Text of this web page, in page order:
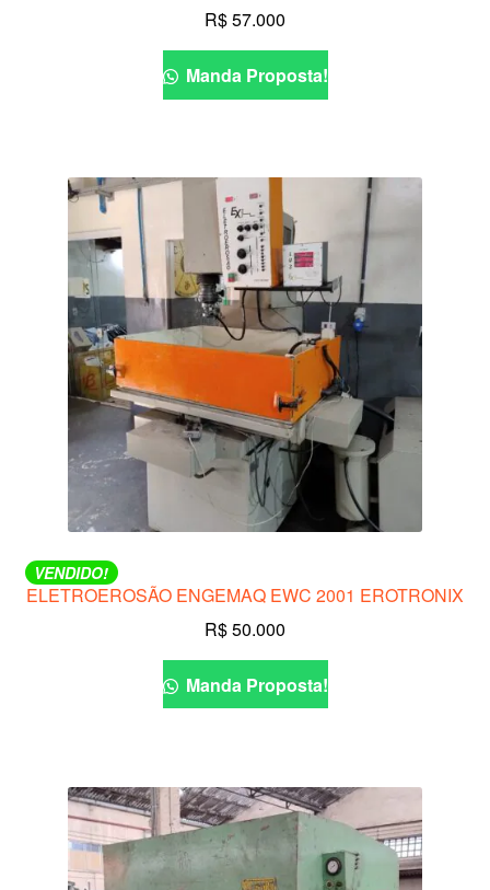
R$57.000
Manda Proposta!
VENDIDO!
ELETROEROSÃO ENGEMAQ EWC 2001 EROTRONIX
R$50.000
Manda Proposta!